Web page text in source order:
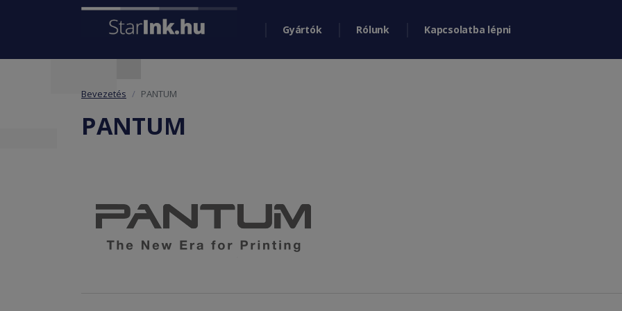
Gyártók Rólunk Kapcsolatba lépni
Bevezetés PANTUM
PANTUM